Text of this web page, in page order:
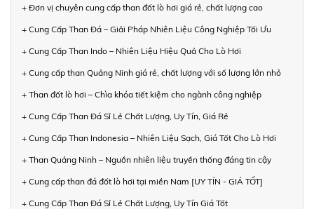
+ Đơn vị chuyên cung cấp than đốt lò hơi giá rẻ, chất lượng cao
+ Cung Cấp Than Đá – Giải Pháp Nhiên Liệu Công Nghiệp Tối Ưu
+ Cung Cấp Than Indo – Nhiên Liệu Hiệu Quả Cho Lò Hơi
+ Cung cấp than Quảng Ninh giá rẻ, chất lượng với số lượng lớn nhỏ
+ Than đốt lò hơi – Chìa khóa tiết kiệm cho ngành công nghiệp
+ Cung Cấp Than Đá Sỉ Lẻ Chất Lượng, Uy Tín, Giá Rẻ
+ Cung Cấp Than Indonesia – Nhiên Liệu Sạch, Giá Tốt Cho Lò Hơi
+ Than Quảng Ninh – Nguồn nhiên liệu truyền thống đáng tin cậy
+ Cung cấp than đá đốt lò hơi tại miền Nam [UY TÍN - GIÁ TỐT]
+ Cung Cấp Than Đá Sỉ Lẻ Chất Lượng, Uy Tín Giá Tốt